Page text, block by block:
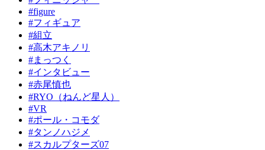
#figure
#フィギュア
#組立
#高木アキノリ
#まっつく
#インタビュー
#赤尾慎也
#RYO（ねんど星人）
#VR
#ポール・コモダ
#タンノハジメ
#スカルプターズ07